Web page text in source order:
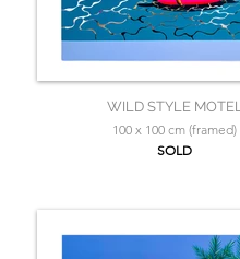
WILD STYLE MOTEL
100 x 100 cm (framed)
SOLD